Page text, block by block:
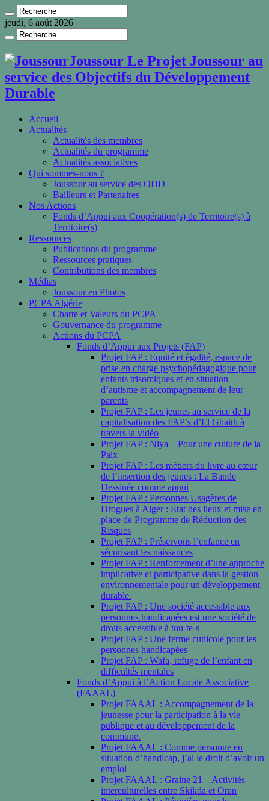
jeudi, 6 août 2026
Joussour Le Projet Joussour au
service des Objectifs du Développement
Durable
Accueil
Actualités
Actualités des membres
Actualités du programme
Actualités associatives
Qui sommes-nous ?
Joussour au service des ODD
Bailleurs et Partenaires
Nos Actions
Fonds d’Appui aux Coopération(s) de Territoire(s) à
Territoire(s)
Ressources
Publications du programme
Ressources pratiques
Contributions des membres
Médias
Joussour en Photos
PCPA Algérie
Charte et Valeurs du PCPA
Gouvernance du programme
Actions du PCPA
Fonds d’Appui aux Projets (FAP)
Projet FAP : Equité et égalité, espace de
prise en charge psychopédagogique pour
enfants trisomiques et en situation
d’autisme et accompagnement de leur
parents
Projet FAP : Les jeunes au service de la
capitalisation des FAP’s d’El Ghaith à
travers la vidéo
Projet FAP : Niya – Pour une culture de la
Paix
Projet FAP : Les métiers du livre au cœur
de l’insertion des jeunes : La Bande
Dessinée comme appui
Projet FAP : Personnes Usagères de
Drogues à Alger : Etat des lieux et mise en
place de Programme de Réduction des
Risques
Projet FAP : Préservons l’enfance en
sécurisant les naissances
Projet FAP : Renforcement d’une approche
implicative et participative dans la gestion
environnementale pour un développement
durable.
Projet FAP : Une société accessible aux
personnes handicapées est une société de
droits accessible à tou-te-s
Projet FAP : Une ferme cunicole pour les
personnes handicapées
Projet FAP : Wafa, refuge de l’enfant en
difficultés mentales
Fonds d’Appui à l’Action Locale Associative
(FAAAL)
Projet FAAAL : Accompagnement de la
jeunesse pour la participation à la vie
publique et au développement de la
commune.
Projet FAAAL : Comme personne en
situation d’handicap, j’ai le droit d’avoir un
emploi
Projet FAAAL : Graine 21 – Activités
interculturelles entre Skikda et Oran